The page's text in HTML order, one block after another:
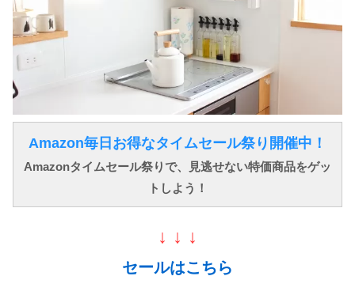
Amazon毎日お得なタイムセール祭り開催中！
Amazonタイムセール祭りで、見逃せない特価商品をゲッ
トしよう！
↓ ↓ ↓
セールはこちら